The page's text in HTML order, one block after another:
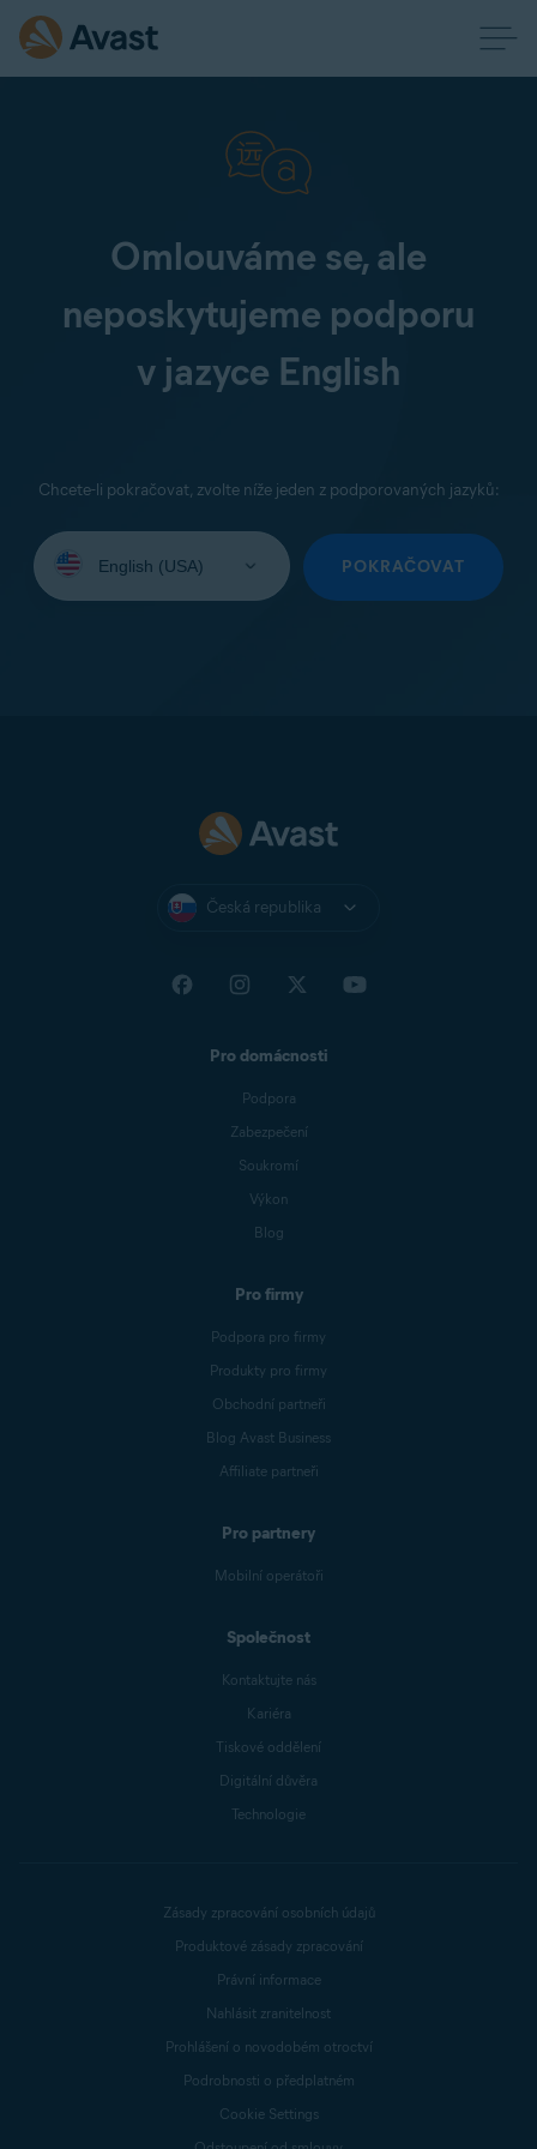
Omlouváme se, ale
neposkytujeme podporu
v jazyce English
Chcete-li pokračovat, zvolte níže jeden z podporovaných jazyků:
jazyk:
POKRAČOVAT
Česká republika
Pro domácnosti
Podpora
Zabezpečení
Soukromí
Výkon
Blog
Pro firmy
Podpora pro firmy
Produkty pro firmy
Obchodní partneři
Blog Avast Business
Affiliate partneři
Pro partnery
Mobilní operátoři
Společnost
Kontaktujte nás
Kariéra
Tiskové oddělení
Digitální důvěra
Technologie
Zásady zpracování osobních údajů
Produktové zásady zpracování
Právní informace
Nahlásit zranitelnost
Prohlášení o novodobém otroctví
Podrobnosti o předplatném
Cookie Settings